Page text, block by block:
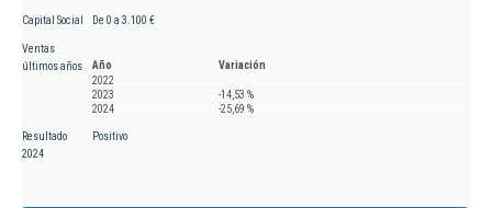
Capital Social De 0 a 3.100 €
Ventas
últimos años
Año
Variación
2022
2023
-14,53 %
2024
-25,69 %
Resultado
2024
Positivo